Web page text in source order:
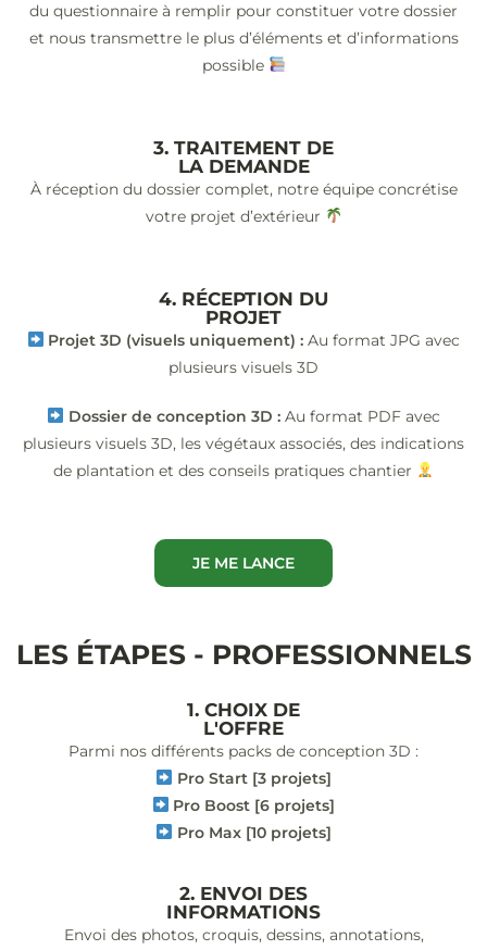
du questionnaire à remplir pour constituer votre dossier
et nous transmettre le plus d’éléments et d’informations
possible
3. TRAITEMENT DE
LA DEMANDE
À réception du dossier complet, notre équipe concrétise
votre projet d’extérieur
4. RÉCEPTION DU
PROJET
Projet 3D (visuels uniquement) : Au format JPG avec
plusieurs visuels 3D
Dossier de conception 3D :Au format PDF avec
plusieurs visuels 3D, les végétaux associés, des indications
de plantation et des conseils pratiques chantier
JE ME LANCE
LES ÉTAPES - PROFESSIONNELS
1. CHOIX DE
L'OFFRE
Parmi nos différents packs de conception 3D :
Pro Start [3 projets]
Pro Boost [6 projets]
Pro Max [10 projets]
2. ENVOI DES
INFORMATIONS
Envoi des photos, croquis, dessins, annotations,